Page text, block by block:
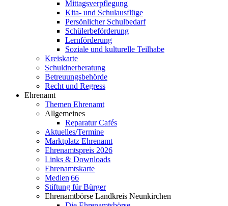
Mittagsverpflegung
Kita- und Schulausflüge
Persönlicher Schulbedarf
Schülerbeförderung
Lernförderung
Soziale und kulturelle Teilhabe
Kreiskarte
Schuldnerberatung
Betreuungsbehörde
Recht und Regress
Ehrenamt
Themen Ehrenamt
Allgemeines
Reparatur Cafés
Aktuelles/Termine
Marktplatz Ehrenamt
Ehrenamtspreis 2026
Links & Downloads
Ehrenamtskarte
Medien|66
Stiftung für Bürger
Ehrenamtbörse Landkreis Neunkirchen